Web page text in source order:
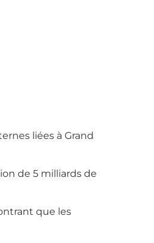
liées à Grand
de 5 milliards de
que les